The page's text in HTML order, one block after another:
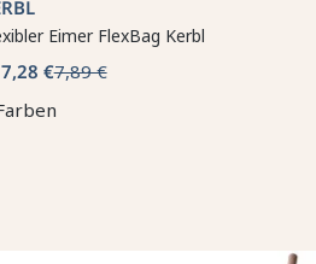
Eimer FlexBag Kerbl
7,28 €7,89 €